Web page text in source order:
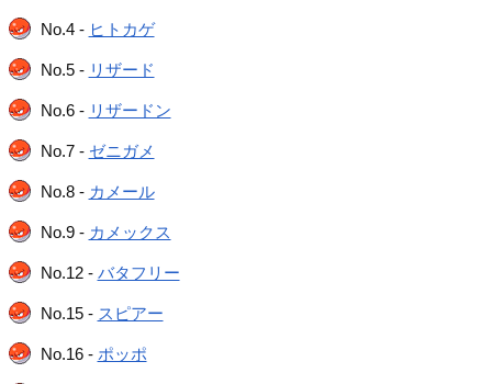
No.4 - ヒトカゲ
No.5 - リザード
No.6 - リザードン
No.7 - ゼニガメ
No.8 - カメール
No.9 - カメックス
No.12 - バタフリー
No.15 - スピアー
No.16 - ポッポ